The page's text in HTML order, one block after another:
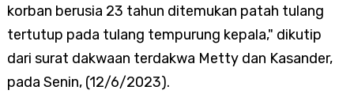
korban berusia 23 tahun ditemukan patah tulang
tertutup pada tulang tempurung kepala," dikutip
dari surat dakwaan terdakwa Metty dan Kasander,
pada Senin, (12/6/2023).